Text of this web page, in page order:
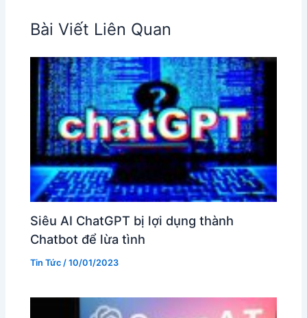
Bài Viết Liên Quan
Siêu AI ChatGPT bị lợi dụng thành
Chatbot để lừa tình
Tin Tức /10/01/2023